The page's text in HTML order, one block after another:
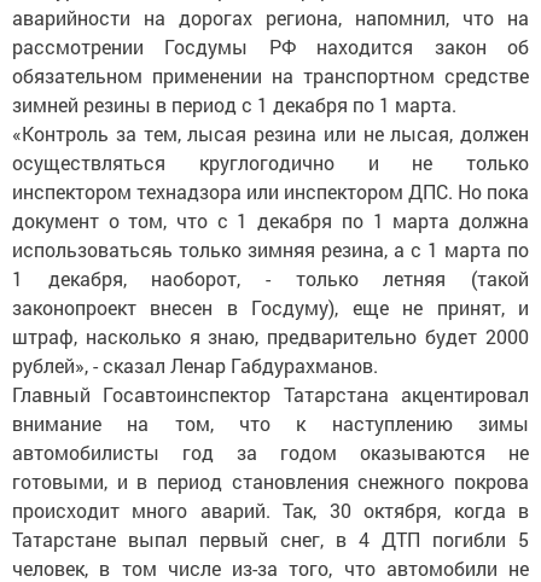
аварийности на дорогах региона, напомнил, что на
рассмотрении Госдумы РФ находится закон об
обязательном применении на транспортном средстве
зимней резины в период с 1 декабря по 1 марта.
«Контроль за тем, лысая резина или не лысая, должен
осуществляться круглогодично и не только
инспектором технадзора или инспектором ДПС. Но пока
документ о том, что с 1 декабря по 1 марта должна
использоватьсяь только зимняя резина, а с 1 марта по
1 декабря, наоборот, - только летняя (такой
законопроект внесен в Госдуму), еще не принят, и
штраф, насколько я знаю, предварительно будет 2000
рублей», - сказал Ленар Габдурахманов.
Главный Госавтоинспектор Татарстана акцентировал
внимание на том, что к наступлению зимы
автомобилисты год за годом оказываются не
готовыми, и в период становления снежного покрова
происходит много аварий. Так, 30 октября, когда в
Татарстане выпал первый снег, в 4 ДТП погибли 5
человек, в том числе из-за того, что автомобили не